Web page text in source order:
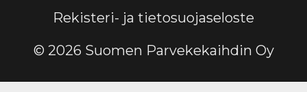
Rekisteri- ja tietosuojaseloste
© 2026 Suomen Parvekekaihdin Oy